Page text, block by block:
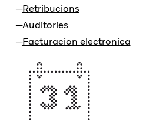
Retribucions
Auditories
Facturacion electronica